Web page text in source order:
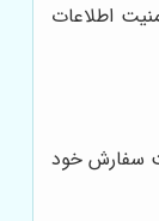
اطلاعات
سفارش خود